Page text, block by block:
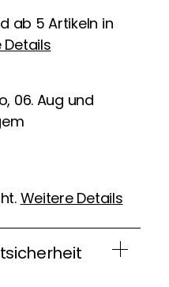
ab 5 Artikeln in
Details
06. Aug und
Weitere Details